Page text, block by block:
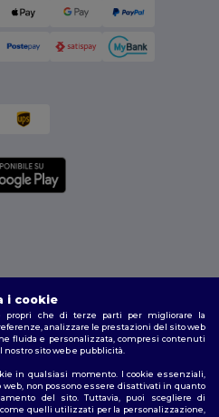
Map
i cookie
propri che di terze parti per migliorare la
analizzare le prestazioni del sito web
fluida e personalizzata, compresi contenuti
sito web e pubblicità.
in qualsiasi momento. I cookie essenziali,
non possono essere disattivati in quanto
del sito. Tuttavia, puoi scegliere di
quelli utilizzati per la personalizzazione,